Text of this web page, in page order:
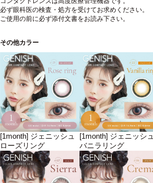
必ず眼科医の検査・処方を受けてお求めください。
ご使用の前に必ず添付文書をお読み下さい。
その他カラー
[1month] ジェニッシュ
ローズリング
[1month] ジェニッシュ
バニラリング